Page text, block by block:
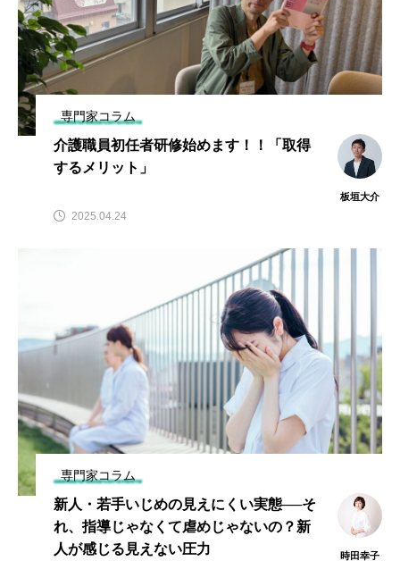
専門家コラム
介護職員初任者研修始めます！！「取得
するメリット」
板垣大介
2025.04.24
専門家コラム
新人・若手いじめの見えにくい実態──そ
れ、指導じゃなくて虐めじゃないの？新
人が感じる見えない圧力
時田幸子